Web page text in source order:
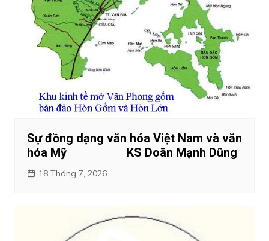
Sự đồng dạng văn hóa Việt Nam và văn
hóa Mỹ KS Doãn Mạnh Dũng
18 Tháng 7, 2026